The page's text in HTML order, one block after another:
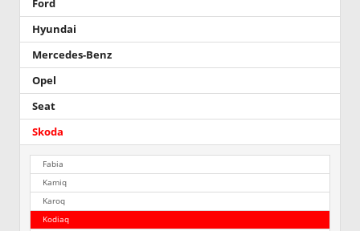
Ford
Hyundai
Mercedes-Benz
Opel
Seat
Skoda
Fabia
Kamiq
Karoq
Kodiaq